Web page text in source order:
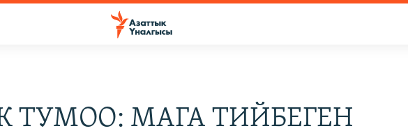
ТУМОО: МАГА ТИЙБЕГЕН